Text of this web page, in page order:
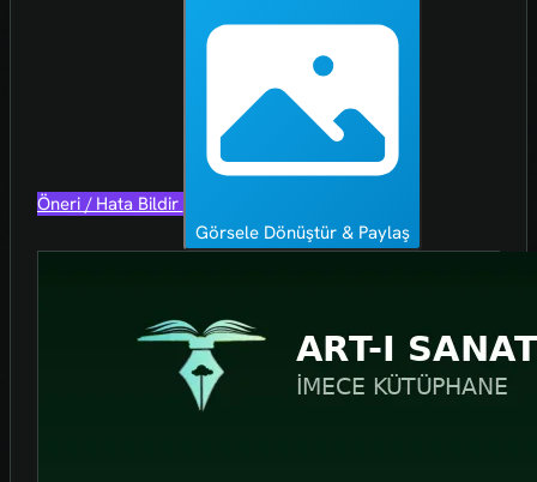
Öneri / Hata Bildir
Görsele Dönüştür & Paylaş